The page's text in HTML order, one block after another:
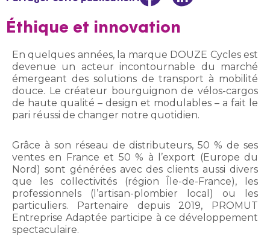
Éthique et innovation
En quelques années, la marque DOUZE Cycles est
devenue un acteur incontournable du marché
émergeant des solutions de transport à mobilité
douce. Le créateur bourguignon de vélos-cargos
de haute qualité – design et modulables – a fait le
pari réussi de changer notre quotidien.
Grâce à son réseau de distributeurs, 50 % de ses
ventes en France et 50 % à l’export (Europe du
Nord) sont générées avec des clients aussi divers
que les collectivités (région Île-de-France), les
professionnels (l’artisan-plombier local) ou les
particuliers. Partenaire depuis 2019, PROMUT
Entreprise Adaptée participe à ce développement
spectaculaire.